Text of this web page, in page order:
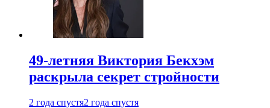
49-летняя Виктория Бекхэм
раскрыла секрет стройности
2 года спустя2 года спустя